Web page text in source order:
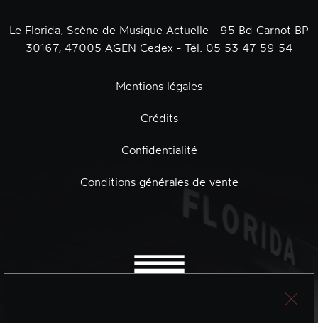
Le Florida, Scène de Musique Actuelle - 95 Bd Carnot BP
30167, 47005 AGEN Cedex - Tél. 05 53 47 59 54
Mentions légales
Crédits
Confidentialité
Conditions générales de vente